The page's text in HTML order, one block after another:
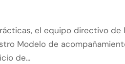
el equipo directivo de
Modelo de
de...